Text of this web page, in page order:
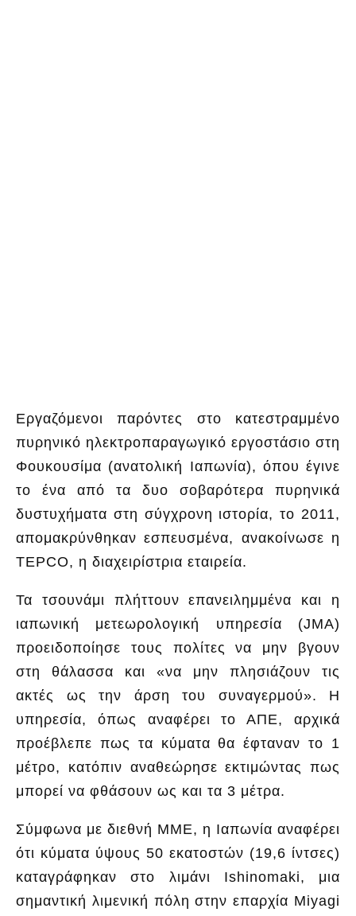
Εργαζόμενοι παρόντες στο κατεστραμμένο
πυρηνικό ηλεκτροπαραγωγικό εργοστάσιο στη
Φουκουσίμα (ανατολική Ιαπωνία), όπου έγινε
το ένα από τα δυο σοβαρότερα πυρηνικά
δυστυχήματα στη σύγχρονη ιστορία, το 2011,
απομακρύνθηκαν εσπευσμένα, ανακοίνωσε η
TEPCO, η διαχειρίστρια εταιρεία.
Τα τσουνάμι πλήττουν επανειλημμένα και η
ιαπωνική μετεωρολογική υπηρεσία (JMA)
προειδοποίησε τους πολίτες να μην βγουν
στη θάλασσα και «να μην πλησιάζουν τις
ακτές ως την άρση του συναγερμού». Η
υπηρεσία, όπως αναφέρει το ΑΠΕ, αρχικά
προέβλεπε πως τα κύματα θα έφταναν το 1
μέτρο, κατόπιν αναθεώρησε εκτιμώντας πως
μπορεί να φθάσουν ως και τα 3 μέτρα.
Σύμφωνα με διεθνή ΜΜΕ, η Ιαπωνία αναφέρει
ότι κύματα ύψους 50 εκατοστών (19,6 ίντσες)
καταγράφηκαν στο λιμάνι Ishinomaki, μια
σημαντική λιμενική πόλη στην επαρχία Miyagi